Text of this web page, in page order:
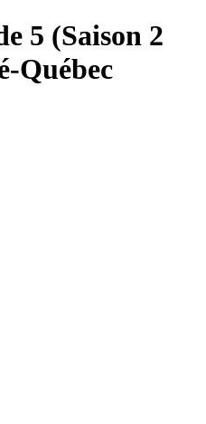
5 (Saison 2
Québec